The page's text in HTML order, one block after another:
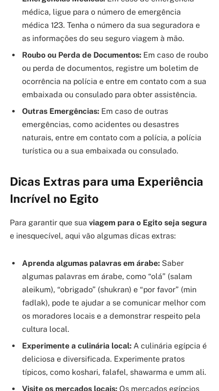
médica, ligue para o número de emergência
médica 123. Tenha o número da sua seguradora e
as informações do seu seguro viagem à mão.
Roubo ou Perda de Documentos: Em caso de roubo
ou perda de documentos, registre um boletim de
ocorrência na polícia e entre em contato com a sua
embaixada ou consulado para obter assistência.
Outras Emergências: Em caso de outras
emergências, como acidentes ou desastres
naturais, entre em contato com a polícia, a polícia
turística ou a sua embaixada ou consulado.
Dicas Extras para uma Experiência
Incrível no Egito
Para garantir que sua viagem para o Egito seja segura
e inesquecível, aqui vão algumas dicas extras:
Aprenda algumas palavras em árabe: Saber
algumas palavras em árabe, como “olá” (salam
aleikum), “obrigado” (shukran) e “por favor” (min
fadlak), pode te ajudar a se comunicar melhor com
os moradores locais e a demonstrar respeito pela
cultura local.
Experimente a culinária local: A culinária egípcia é
deliciosa e diversificada. Experimente pratos
típicos, como koshari, falafel, shawarma e umm ali.
Visite os mercados locais: Os mercados egípcios